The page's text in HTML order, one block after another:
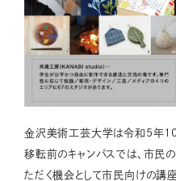
金沢美術工芸大学は令和5年10
移転前のキャンパスでは、市民
ただく機会として市民向けの講